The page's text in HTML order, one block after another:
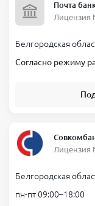
Почта
Лицензия
Белгородская
Согласно режиму
Лицензия
Белгородская
пн-пт 09:00–18:00